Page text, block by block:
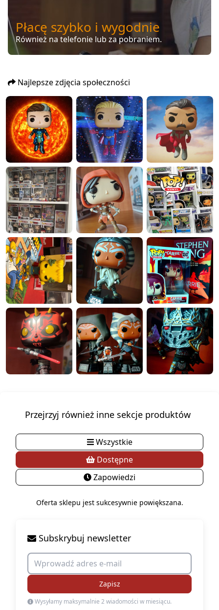
Płacę szybko i wygodnie
Również na telefonie lub za pobraniem.
Najlepsze zdjęcia społeczności
Przejrzyj również inne sekcje produktów
Wszystkie
Dostępne
Zapowiedzi
Oferta sklepu jest sukcesywnie powiększana.
Subskrybuj newsletter
Zapisz
Wysyłamy maksymalnie 2 wiadomości w miesiącu.